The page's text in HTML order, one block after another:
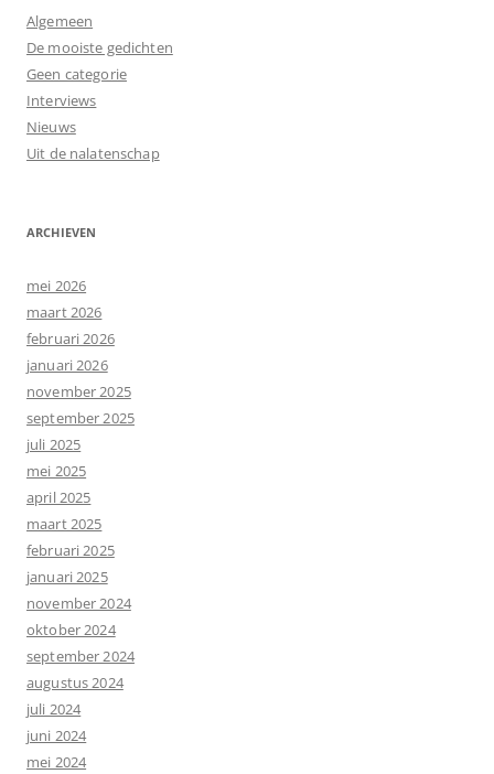
Algemeen
De mooiste gedichten
Geen categorie
Interviews
Nieuws
Uit de nalatenschap
ARCHIEVEN
mei 2026
maart 2026
februari 2026
januari 2026
november 2025
september 2025
juli 2025
mei 2025
april 2025
maart 2025
februari 2025
januari 2025
november 2024
oktober 2024
september 2024
augustus 2024
juli 2024
juni 2024
mei 2024